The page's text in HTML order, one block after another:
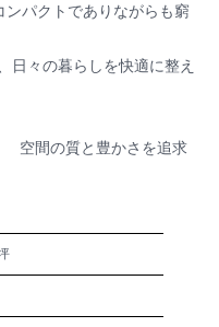
パクトでありながらも窮
日々の暮らしを快適に整え
空間の質と豊かさを追求